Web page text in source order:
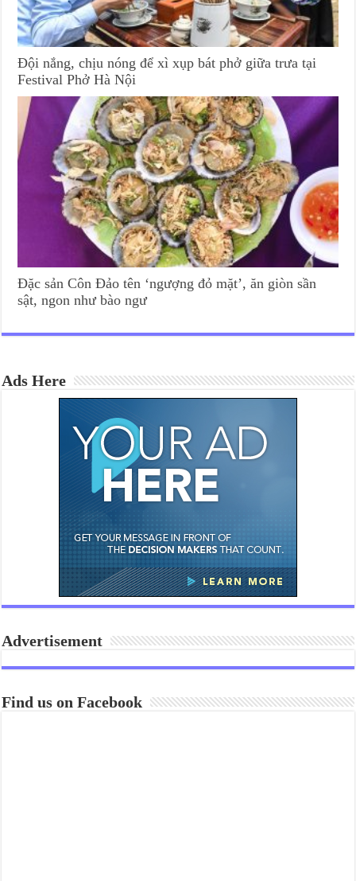
Đội nắng, chịu nóng để xì xụp bát phở giữa trưa tại
Festival Phở Hà Nội
Đặc sản Côn Đảo tên ‘ngượng đỏ mặt’, ăn giòn sần
sật, ngon như bào ngư
Ads Here
Advertisement
Find us on Facebook